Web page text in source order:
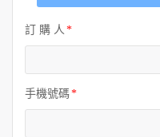
訂 購 人
手機號碼